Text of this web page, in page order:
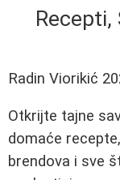
Recepti,
Radin Viorikić
Otkrijte tajne
domaće
brendova i sve